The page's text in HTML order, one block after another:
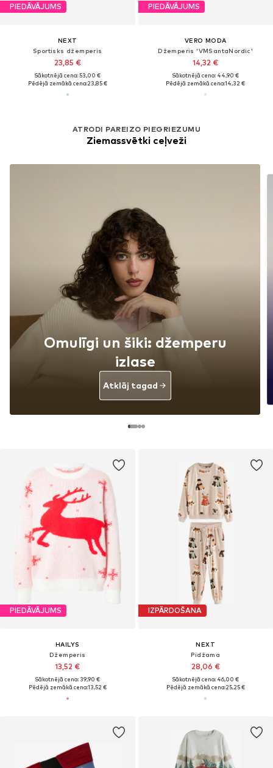
PIEDĀVĀJUMS
NEXT
Sportisks džemperis
23,85 €
Sākotnējā cena: 53,00 €
Pēdējā zemākā cena:23,85 €
PIEDĀVĀJUMS
VERO MODA
Džemperis 'VMSantaNordic'
14,32 €
Sākotnējā cena: 44,90 €
Pēdējā zemākā cena:14,32 €
PIEDĀVĀJUMS
HAILYS
Džemperis
13,52 €
Sākotnējā cena: 39,90 €
Pēdējā zemākā cena:13,52 €
IZPĀRDOŠANA
NEXT
Pidžama
28,06 €
Sākotnējā cena: 46,00 €
Pēdējā zemākā cena:25,25 €
ATRODI PAREIZO PIEGRIEZUMU
Ziemassvētki ceļveži
Omulīgi un šiki: džemperu
izlase
Atklāj tagad